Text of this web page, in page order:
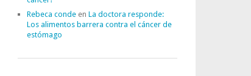
Rebeca conde en La doctora responde:
Los alimentos barrera contra el cáncer de
estómago